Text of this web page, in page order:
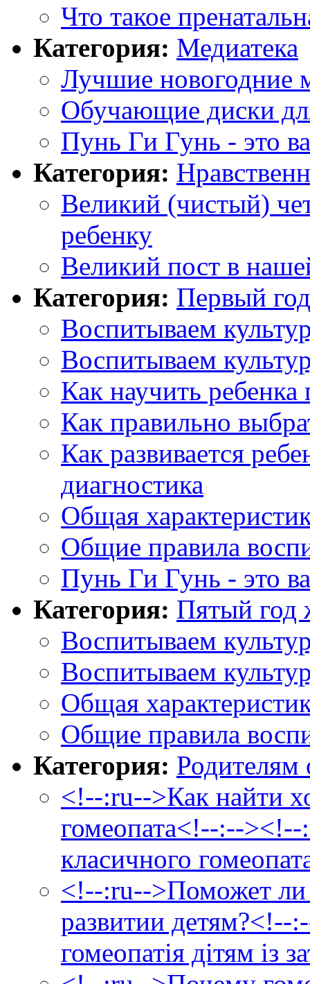
Что такое
Категория: Медиатека
Лучшие новогодние
Обучающие диски
Пунь Ги Гунь - это
Категория:
Великий (чистый)
ребенку
Великий пост в
Категория: Первый
Воспитываем
Воспитываем
Как научить ребенка
Как правильно
Как развивается
диагностика
Общая
Общие правила
Пунь Ги Гунь - это
Категория: Пятый год
Воспитываем
Воспитываем
Общая
Общие правила
Категория: Родителям
<!--:ru-->Как найти
гомеопата<!--:--><!--
класичного
<!--:ru-->Поможет ли
развитии
гомеопатія дітям із